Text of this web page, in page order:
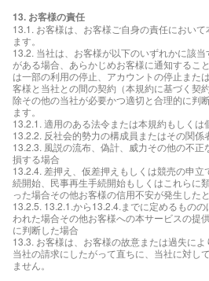
13. お客様の責任
13.1. お客様は、お客様ご自身の責任におい
ます。
13.2. 当社は、お客様が以下のいずれかに該
がある場合、あらかじめお客様に通知するこ
は一部の利用の停止、アカウントの停止また
客様と当社との間の契約（本規約に基づく契
除その他の当社が必要かつ適切と合理的に判
ます。
13.2.1. 適用のある法令または本規約もしく
13.2.2. 反社会的勢力の構成員またはその関係
13.2.3. 風説の流布、偽計、威力その他の不
損する場合
13.2.4. 差押え、仮差押えもしくは競売の申
続開始、民事再生手続開始もしくはこれらに
った場合その他お客様の信用不安が発生した
13.2.5. 13.2.1.から13.2.4.までに定めるもの
われた場合その他お客様への本サービスの提
に判断した場合
13.3. お客様は、お客様の故意または過失によ
当社の請求にしたがって直ちに、当社に対し
ません。